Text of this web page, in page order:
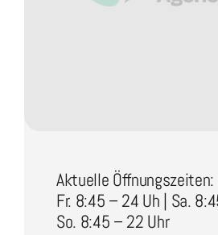
Aktuelle Öffnungszeiten:
Fr. 8:45 – 24 Uh | Sa.
So. 8:45 – 22 Uhr